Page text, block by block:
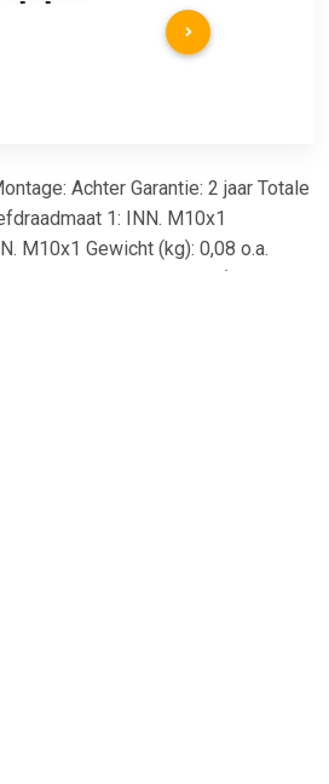
Achter Garantie: 2 jaar Totale
1: INN. M10x1
M10x1 Gewicht (kg): 0,08 o.a.
TRANSPORTER V Bus (7HB, 7HJ,